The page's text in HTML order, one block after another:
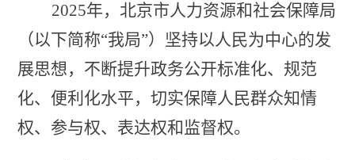
2025年，北京市人力资源和社会保障局
（以下简称“我局”）坚持以人民为中心的发
展思想，不断提升政务公开标准化、规范
化、便利化水平，切实保障人民群众知情
权、参与权、表达权和监督权。